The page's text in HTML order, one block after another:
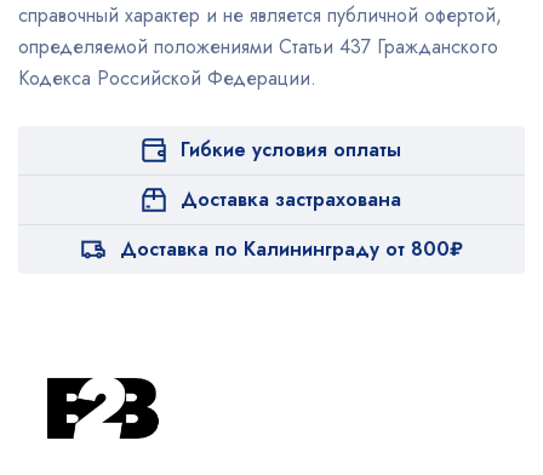
справочный характер и не является публичной офертой,
определяемой положениями Статьи 437 Гражданского
Кодекса Российской Федерации.
Гибкие условия оплаты
Доставка застрахована
Доставка по Калининграду от 800₽